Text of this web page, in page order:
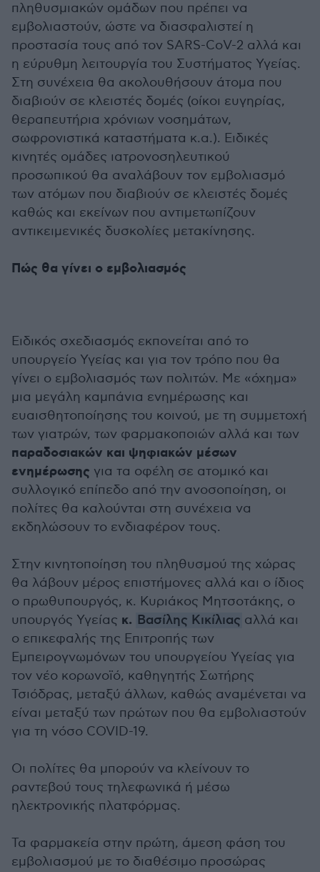
πληθυσμιακών ομάδων που πρέπει να
εμβολιαστούν, ώστε να διασφαλιστεί η
προστασία τους από τον SARS-CoV-2 αλλά και
η εύρυθμη λειτουργία του Συστήματος Υγείας.
Στη συνέχεια θα ακολουθήσουν άτομα που
διαβιούν σε κλειστές δομές (οίκοι ευγηρίας,
θεραπευτήρια χρόνιων νοσημάτων,
σωφρονιστικά καταστήματα κ.α.). Ειδικές
κινητές ομάδες ιατρονοσηλευτικού
προσωπικού θα αναλάβουν τον εμβολιασμό
των ατόμων που διαβιούν σε κλειστές δομές
καθώς και εκείνων που αντιμετωπίζουν
αντικειμενικές δυσκολίες μετακίνησης.
Πώς θα γίνει ο εμβολιασμός
Ειδικός σχεδιασμός εκπονείται από το
υπουργείο Υγείας και για τον τρόπο που θα
γίνει ο εμβολιασμός των πολιτών. Με «όχημα»
μια μεγάλη καμπάνια ενημέρωσης και
ευαισθητοποίησης του κοινού, με τη συμμετοχή
των γιατρών, των φαρμακοποιών αλλά και των
παραδοσιακών και ψηφιακών μέσων
ενημέρωσης για τα οφέλη σε ατομικό και
συλλογικό επίπεδο από την ανοσοποίηση, οι
πολίτες θα καλούνται στη συνέχεια να
εκδηλώσουν το ενδιαφέρον τους.
Στην κινητοποίηση του πληθυσμού της χώρας
θα λάβουν μέρος επιστήμονες αλλά και ο ίδιος
ο πρωθυπουργός, κ. Κυριάκος Μητσοτάκης, ο
υπουργός Υγείας κ. Βασίλης Κικίλιας αλλά και
ο επικεφαλής της Επιτροπής των
Εμπειρογνωμόνων του υπουργείου Υγείας για
τον νέο κορωνοϊό, καθηγητής Σωτήρης
Τσιόδρας, μεταξύ άλλων, καθώς αναμένεται να
είναι μεταξύ των πρώτων που θα εμβολιαστούν
για τη νόσο COVID-19.
Οι πολίτες θα μπορούν να κλείνουν το
ραντεβού τους τηλεφωνικά ή μέσω
ηλεκτρονικής πλατφόρμας.
Τα φαρμακεία στην πρώτη, άμεση φάση του
εμβολιασμού με το διαθέσιμο προσώρας